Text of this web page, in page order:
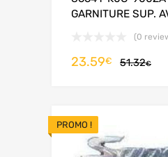
GARNITURE SUP.
(0
51.32€
23.59€
PROMO !